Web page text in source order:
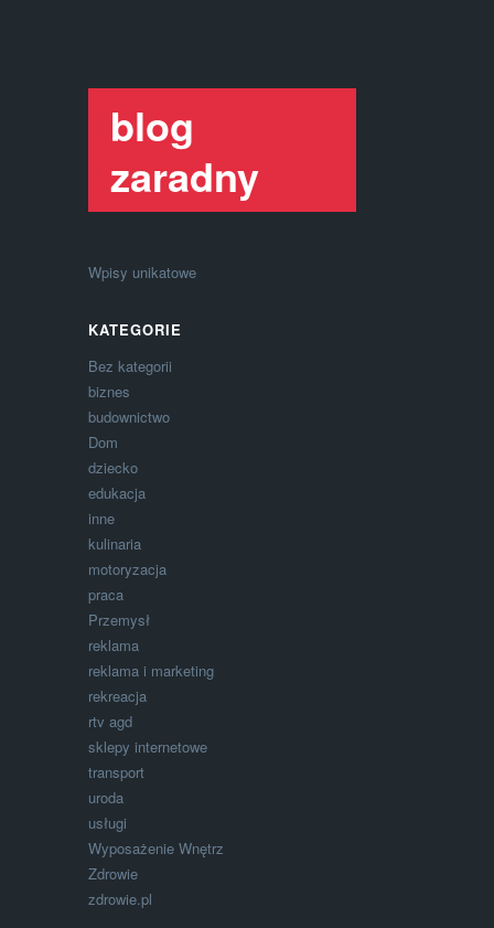
blog
zaradny
Wpisy unikatowe
KATEGORIE
Bez kategorii
biznes
budownictwo
Dom
dziecko
edukacja
inne
kulinaria
motoryzacja
praca
Przemysł
reklama
reklama i marketing
rekreacja
rtv agd
sklepy internetowe
transport
uroda
usługi
Wyposażenie Wnętrz
Zdrowie
zdrowie.pl